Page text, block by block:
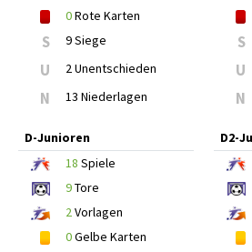
0Rote Karten
S 9 Siege
U 2 Unentschieden
N 13 Niederlagen
S
U
N
D-Junioren
18 Spiele
9Tore
2Vorlagen
0Gelbe Karten
D2-